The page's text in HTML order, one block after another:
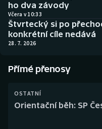
Boby a skeleton
Box
Curling
Dostihy
AZ kvíz
ho dva závody
Včera v 10:33
Štvrtecký si po
konkrétní cíle nedává
28. 7. 2026
Přímé přenosy
OSTATNÍ
Orientační běh: SP